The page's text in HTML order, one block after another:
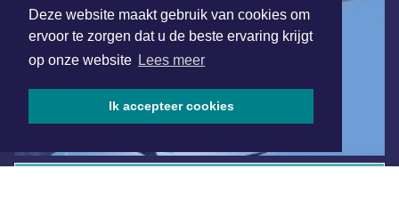
Deze website maakt gebruik van cookies om
ervoor te zorgen dat u de beste ervaring krijgt
op onze website Lees meer
Ik accepteer cookies